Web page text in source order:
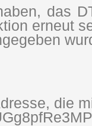
das
erneut
die